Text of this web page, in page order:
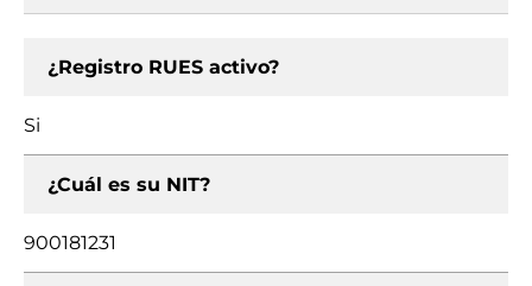
¿Registro RUES activo?
Si
¿Cuál es su NIT?
900181231